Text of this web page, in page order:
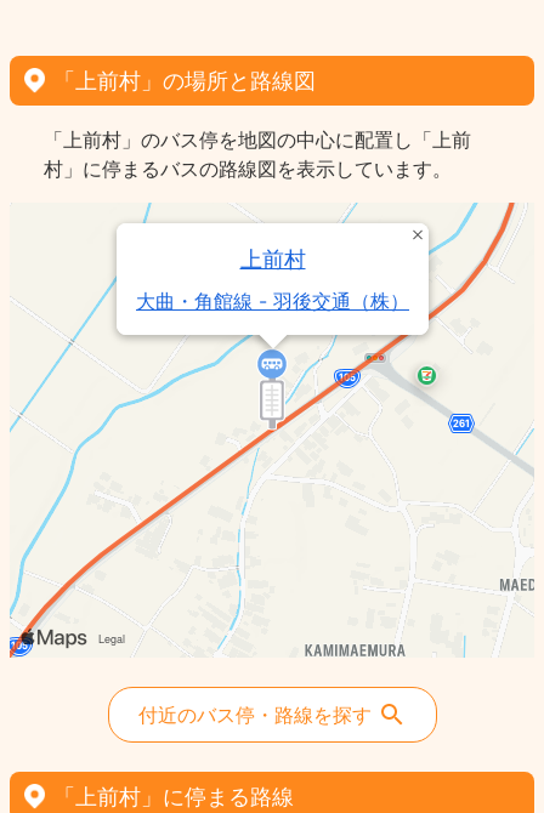
「上前村」の場所と路線図
「上前村」のバス停を地図の中心に配置し「上前
村」に停まるバスの路線図を表示しています。
上前村
大曲・角館線 - 羽後交通（株）
付近のバス停・路線を探す
「上前村」に停まる路線